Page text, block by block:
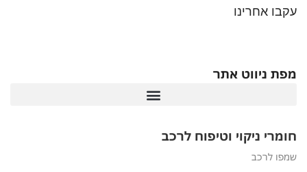
עקבו אחרינו
מפת ניווט אתר
חומרי ניקוי וטיפוח לרכב
שמפו לרכב